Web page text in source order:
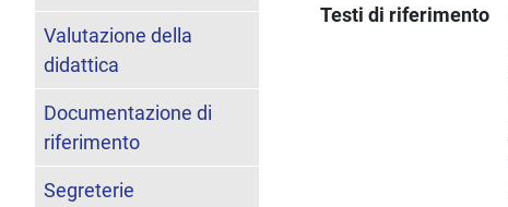
Testi di riferimento
Valutazione della
didattica
Documentazione di
riferimento
Segreterie